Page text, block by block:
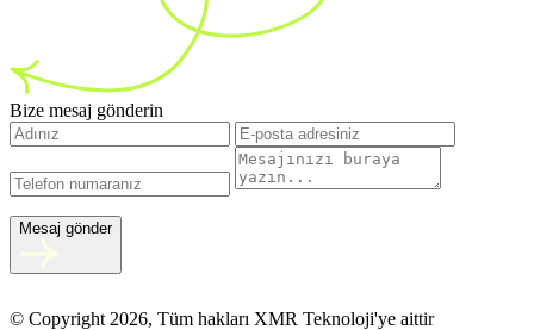
Bize mesaj gönderin
Mesaj gönder
© Copyright 2026, Tüm hakları XMR Teknoloji'ye aittir